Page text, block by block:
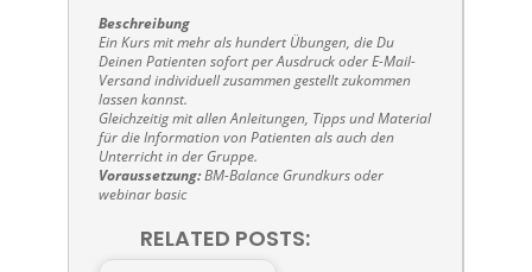
Beschreibung
Ein Kurs mit mehr als hundert Übungen, die Du
Deinen Patienten sofort per Ausdruck oder E-Mail-
Versand individuell zusammen gestellt zukommen
lassen kannst.
Gleichzeitig mit allen Anleitungen, Tipps und Material
für die Information von Patienten als auch den
Unterricht in der Gruppe.
Voraussetzung:BM-Balance Grundkurs oder
webinar basic
RELATED POSTS: